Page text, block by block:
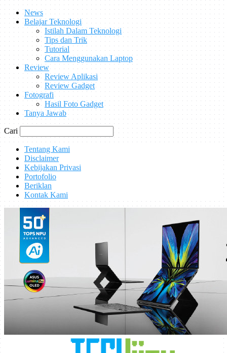
News
Belajar Teknologi
Istilah Dalam Teknologi
Tips dan Trik
Tutorial
Cara Menggunakan Laptop
Review
Review Aplikasi
Review Gadget
Fotografi
Hasil Foto Gadget
Tanya Jawab
Cari
Tentang Kami
Disclaimer
Kebijakan Privasi
Portofolio
Beriklan
Kontak Kami